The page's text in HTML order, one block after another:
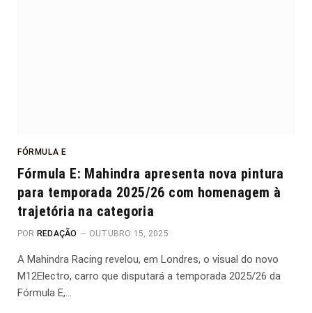
FÓRMULA E
Fórmula E: Mahindra apresenta nova pintura
para temporada 2025/26 com homenagem à
trajetória na categoria
POR REDAÇÃO OUTUBRO 15, 2025
A Mahindra Racing revelou, em Londres, o visual do novo
M12Electro, carro que disputará a temporada 2025/26 da
Fórmula E,…